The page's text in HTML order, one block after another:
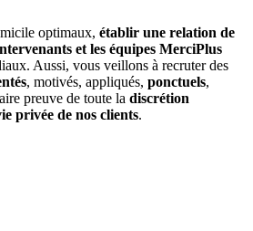
optimaux, établir une relation de
et les équipes MerciPlus
Aussi, vous veillons à recruter des
, motivés, appliqués, ponctuels,
preuve de toute la discrétion
privée de nos clients.